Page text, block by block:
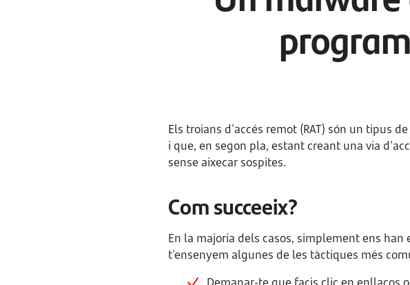
Els troians d'accés remot (RAT) són un tipus
i que, en segon pla, estant creant una via
sense aixecar sospites.
Com succeeix?
En la majoria dels casos, simplement ens
t'ensenyem algunes de les tàctiques més